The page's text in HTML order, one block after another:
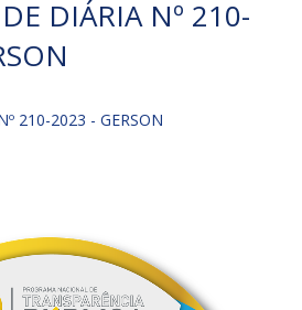
DIÁRIA Nº 210-
210-2023 - GERSON